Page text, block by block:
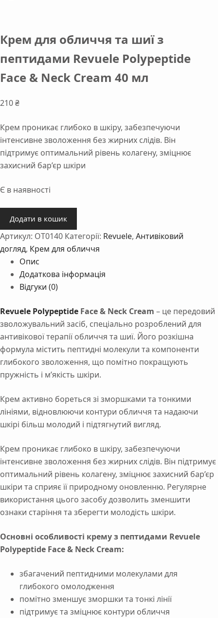
Крем для обличчя та шиї з
пептидами Revuele Polypeptide
Face & Neck Cream 40 мл
210₴
Крем проникає глибоко в шкіру, забезпечуючи
інтенсивне зволоження без жирних слідів. Він
підтримує оптимальний рівень колагену, зміцнює
захисний бар’єр шкіри
Є в наявності
для
обличчя
та
шиї
пептидами
Polypeptide
&
Neck
Cream
40
мл
Додати в кошик
Артикул: OT0140 Категорії: Revuele, Антивіковий
догляд, Крем для обличчя
Опис
Додаткова інформація
Відгуки (0)
Revuele Polypeptide Face & Neck Cream – це передовий
зволожувальний засіб, спеціально розроблений для
антивікової терапії обличчя та шиї. Його розкішна
формула містить пептидні молекули та компоненти
глибокого зволоження, що помітно покращують
пружність і м’якість шкіри.
Крем активно бореться зі зморшками та тонкими
лініями, відновлюючи контури обличчя та надаючи
шкірі більш молодий і підтягнутий вигляд.
Крем проникає глибоко в шкіру, забезпечуючи
інтенсивне зволоження без жирних слідів. Він підтримує
оптимальний рівень колагену, зміцнює захисний бар’єр
шкіри та сприяє її природному оновленню. Регулярне
використання цього засобу дозволить зменшити
ознаки старіння та зберегти молодість шкіри.
Основні особливості крему з пептидами Revuele
Polypeptide Face & Neck Cream:
збагачений пептидними молекулами для
глибокого омолодження
помітно зменшує зморшки та тонкі лінії
підтримує та зміцнює контури обличчя